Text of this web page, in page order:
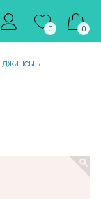
0 0
джинсы /